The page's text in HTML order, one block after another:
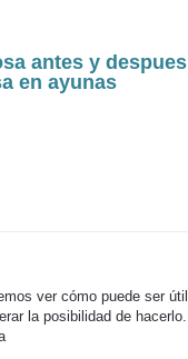
antes y despues
en ayunas
ver cómo puede ser útil.
la posibilidad de hacerlo.